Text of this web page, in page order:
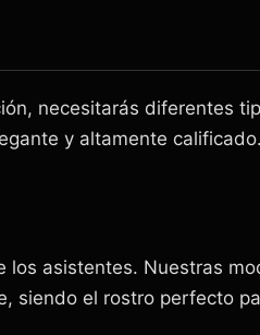
necesitarás diferentes
y altamente calificado.
asistentes. Nuestras
siendo el rostro perfecto